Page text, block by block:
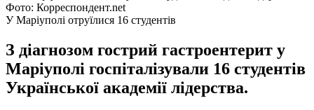
Фото: Корреспондент.net
У Маріуполі отруїлися 16 студентів
З діагнозом гострий гастроентерит у
Маріуполі госпіталізували 16 студентів
Української академії лідерства.